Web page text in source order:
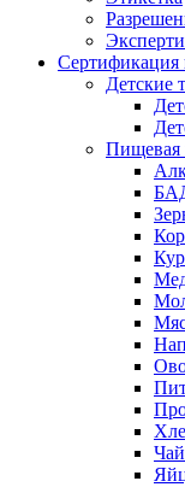
Сертификация
Детские
Пищевая